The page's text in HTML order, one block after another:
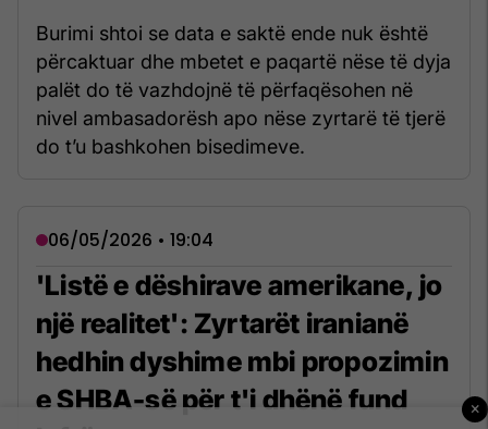
Burimi shtoi se data e saktë ende nuk është
përcaktuar dhe mbetet e paqartë nëse të dyja
palët do të vazhdojnë të përfaqësohen në
nivel ambasadorësh apo nëse zyrtarë të tjerë
do t’u bashkohen bisedimeve.
06/05/2026 • 19:04
'Listë e dëshirave amerikane, jo
një realitet': Zyrtarët iranianë
hedhin dyshime mbi propozimin
e SHBA-së për t'i dhënë fund
×